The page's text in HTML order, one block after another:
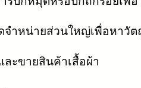
ำหน่ายส่วนใหญ่เพื่อหาวั
ละขายสินค้าเสื้อผ้า